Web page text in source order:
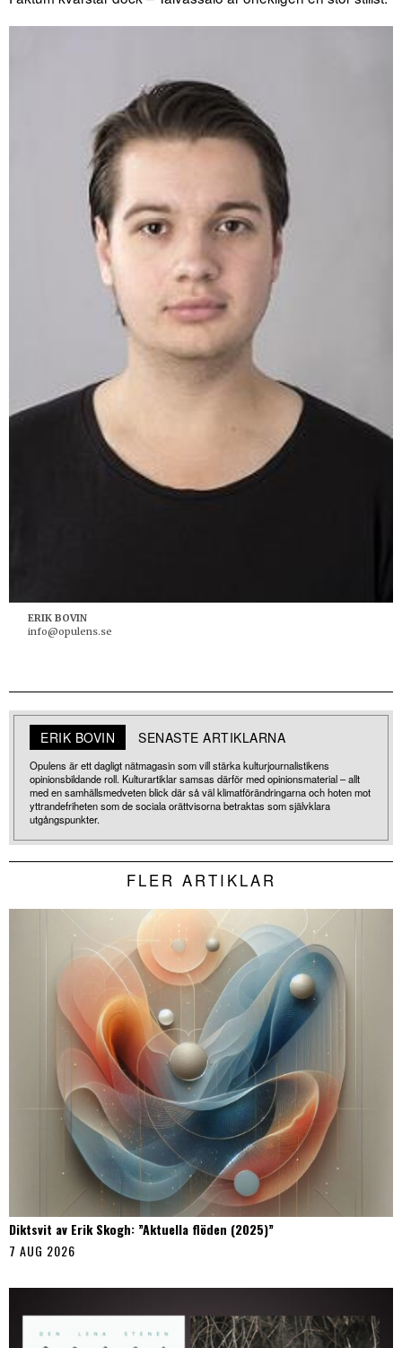
ERIK BOVIN
info@opulens.se
ERIK BOVIN SENASTE ARTIKLARNA
Opulens är ett dagligt nätmagasin som vill stärka kulturjournalistikens
opinionsbildande roll. Kulturartiklar samsas därför med opinionsmaterial – allt
med en samhällsmedveten blick där så väl klimatförändringarna och hoten mot
yttrandefriheten som de sociala orättvisorna betraktas som självklara
utgångspunkter.
FLER ARTIKLAR
Diktsvit av Erik Skogh: ”Aktuella flöden (2025)”
7 AUG 2026